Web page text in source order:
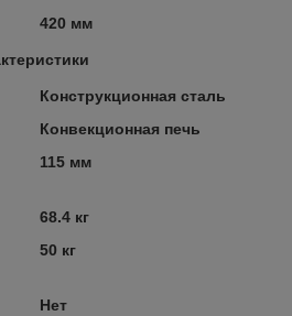
420 мм
Конструкционная сталь
Конвекционная печь
115 мм
68.4 кг
50 кг
Нет